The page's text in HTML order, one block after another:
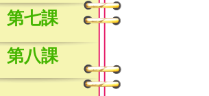
第七課
第八課